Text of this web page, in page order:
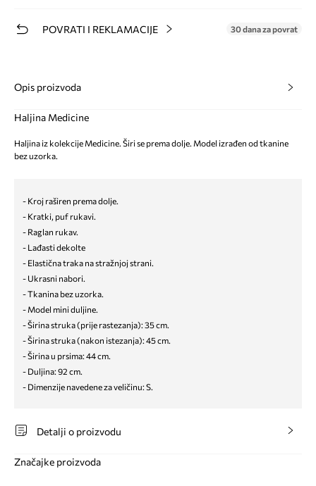
POVRATI I REKLAMACIJE 30 dana za povrat
Opis proizvoda
Haljina Medicine
Haljina iz kolekcije Medicine. Širi se prema dolje. Model izrađen od tkanine
bez uzorka.
- Kroj raširen prema dolje.
- Kratki, puf rukavi.
- Raglan rukav.
- Lađasti dekolte
- Elastična traka na stražnjoj strani.
- Ukrasni nabori.
- Tkanina bez uzorka.
- Model mini duljine.
- Širina struka (prije rastezanja): 35 cm.
- Širina struka (nakon istezanja): 45 cm.
- Širina u prsima: 44 cm.
- Duljina: 92 cm.
- Dimenzije navedene za veličinu: S.
Detalji o proizvodu
Značajke proizvoda